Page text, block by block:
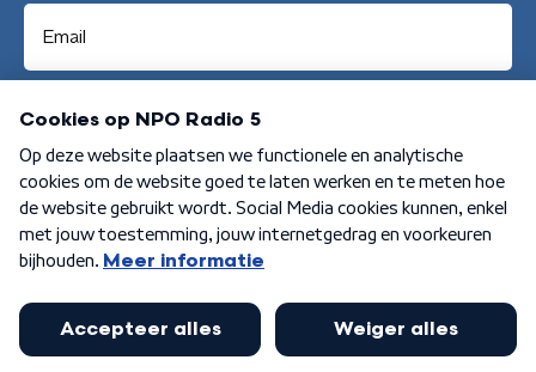
Aanmelden
Algemene voorwaarden